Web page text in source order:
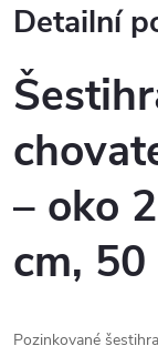
Detailní
– oko
cm, 50
Pozinkované